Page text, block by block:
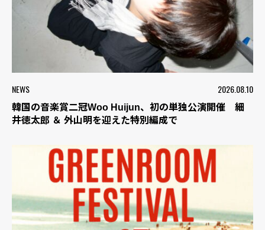
NEWS 2026.08.10
韓国の音楽賞二冠Woo Huijun、初の単独公演開催 細
井徳太郎 ＆ 外山明を迎えた特別編成で